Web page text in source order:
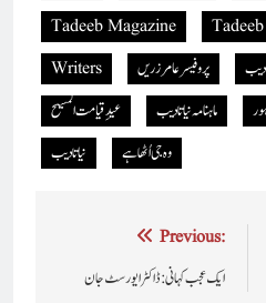
Tadeeb Magazine
Writers
پروفیسر عامر زریں
عیدِ قیامت المسیح
ماہنامہ نیاتادیب
نیاتادیب
وہ جی اُٹھا ہے
navigation
Previous:
ایک عجب کہانی : ڈاکٹر ایورسٹ جان